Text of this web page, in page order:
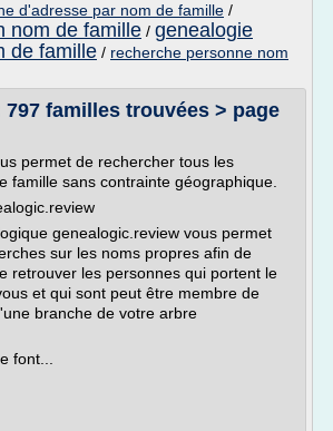
d'adresse par nom de famille /
nom de famille / genealogie
de famille / recherche personne nom
797 familles trouvées > page
permet de rechercher tous les
famille sans contrainte géographique.
genealogic.review vous permet
sur les noms propres afin de
retrouver les personnes qui portent le
et qui sont peut être membre de
branche de votre arbre
font...